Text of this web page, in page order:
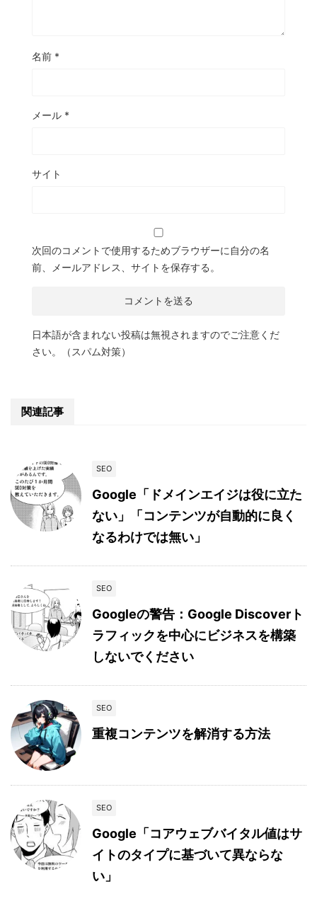
名前 *
メール *
サイト
次回のコメントで使用するためブラウザーに自分の名
前、メールアドレス、サイトを保存する。
日本語が含まれない投稿は無視されますのでご注意くだ
さい。（スパム対策）
関連記事
SEO
Google「ドメインエイジは役に立た
ない」「コンテンツが自動的に良く
なるわけでは無い」
SEO
Googleの警告：Google Discoverト
ラフィックを中心にビジネスを構築
しないでください
SEO
重複コンテンツを解消する方法
SEO
Google「コアウェブバイタル値はサ
イトのタイプに基づいて異ならな
い」